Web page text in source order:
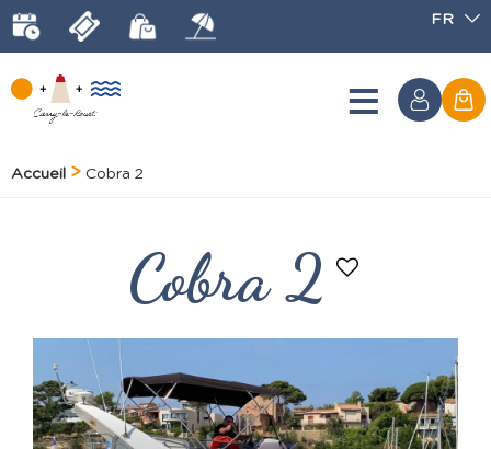
FR
Accueil Cobra 2
Cobra 2